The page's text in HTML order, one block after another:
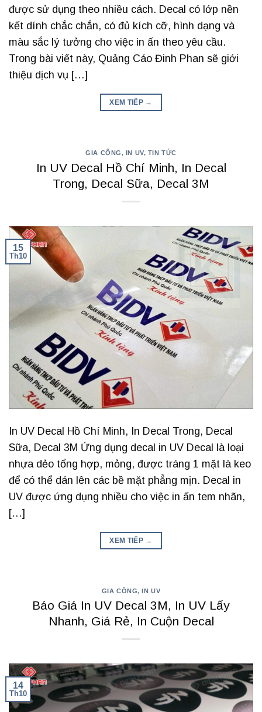
được sử dụng theo nhiều cách. Decal có lớp nền
kết dính chắc chắn, có đủ kích cỡ, hình dạng và
màu sắc lý tưởng cho việc in ấn theo yêu cầu.
Trong bài viết này, Quảng Cáo Đinh Phan sẽ giới
thiệu dịch vụ […]
XEM TIẾP →
GIA CÔNG, IN UV, TIN TỨC
In UV Decal Hồ Chí Minh, In Decal
Trong, Decal Sữa, Decal 3M
15
Th10
In UV Decal Hồ Chí Minh, In Decal Trong, Decal
Sữa, Decal 3M Ứng dụng decal in UV Decal là loại
nhựa dẻo tổng hợp, mỏng, được tráng 1 mặt là keo
để có thể dán lên các bề mặt phẳng mịn. Decal in
UV được ứng dụng nhiều cho việc in ấn tem nhãn,
[…]
XEM TIẾP →
GIA CÔNG,IN UV
Báo Giá In UV Decal 3M, In UV Lấy
Nhanh, Giá Rẻ, In Cuộn Decal
14
Th10